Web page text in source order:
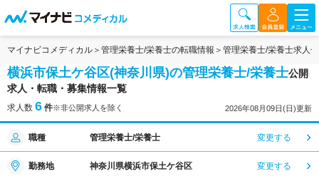
マイナビコメディカル 管理栄養士/栄養士の転職情報 管理栄養士/栄養士求人
横浜市保土ケ谷区(神奈川県)の管理栄養士/栄養士公開
求人・転職・募集情報一覧
求人数 6 件※非公開求人を除く 2026年08月09日(日)更新
職種 管理栄養士/栄養士 変更する
勤務地 神奈川県横浜市保土ケ谷区 変更する